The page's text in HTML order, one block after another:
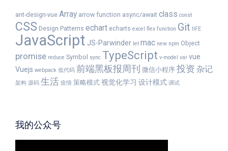
ant-design-vue Array arrow function async/await class const
CSS Design Patterns echart echarts excel flex function Git IIFE
JavaScript JS-Parwinder let mac new npm Object
promise reduce Symbol sync TypeScript v-model var vue
Vuejs webpack 低代码 前端黑板报周刊 微信小程序 投资 杂记
架构 源码 生活 疫情 策略模式 视觉化学习 设计模式 调试
我的公众号